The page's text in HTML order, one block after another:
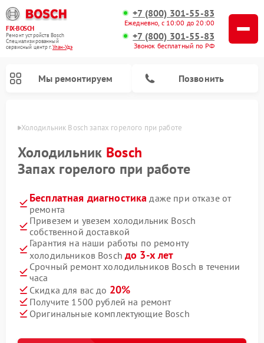
FIX-BOSCH
Ремонт устройств Bosch
Специализированный
cервисный центр г.Улан-Удэ
+7 (800) 301-55-83
Ежедневно, с 10:00 до 20:00
+7 (800) 301-55-83
Звонок бесплатный по РФ
Мы ремонтируем Позвонить
Холодильник Bosch запах горелого при работе
Холодильник Bosch
Запах горелого при работе
Бесплатная диагностика даже при отказе от
ремонта
Привезем и увезем холодильник Bosch
собственной доставкой
Гарантия на наши работы по ремонту
холодильников Boschдо 3-х лет
Срочный ремонт холодильников Bosch в течении
часа
Скидка для вас до 20%
Получите 1500 рублей на ремонт
Оригинальные комплектующие Bosch